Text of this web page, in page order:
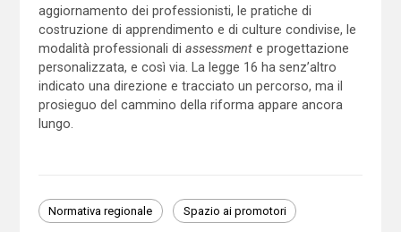
aggiornamento dei professionisti, le pratiche di
costruzione di apprendimento e di culture condivise, le
modalità professionali di assessmente progettazione
personalizzata, e così via. La legge 16 ha senz’altro
indicato una direzione e tracciato un percorso, ma il
prosieguo del cammino della riforma appare ancora
lungo.
Normativa regionale Spazio ai promotori